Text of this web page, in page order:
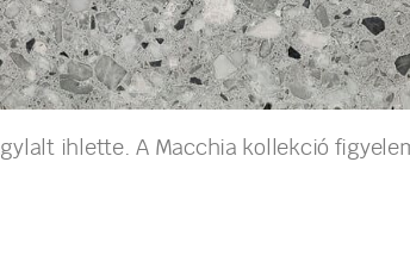
ihlette. A Macchia kollekció